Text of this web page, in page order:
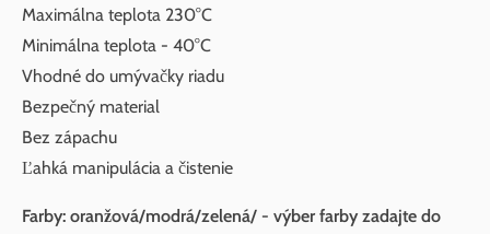
Maximálna teplota 230°C
Minimálna teplota - 40°C
Vhodné do umývačky riadu
Bezpečný material
Bez zápachu
Ľahká manipulácia a čistenie
Farby: oranžová/modrá/zelená/ - výber farby zadajte do